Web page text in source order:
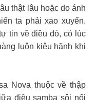
thật lâu hoặc do ánh
ta phải xao xuyến.
tin về điều đó, có lúc
luôn kiêu hãnh khi
Nova thuộc về thập
điệu samba sôi nổi